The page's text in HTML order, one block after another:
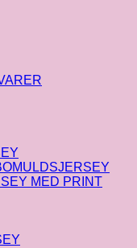
MED PRINT